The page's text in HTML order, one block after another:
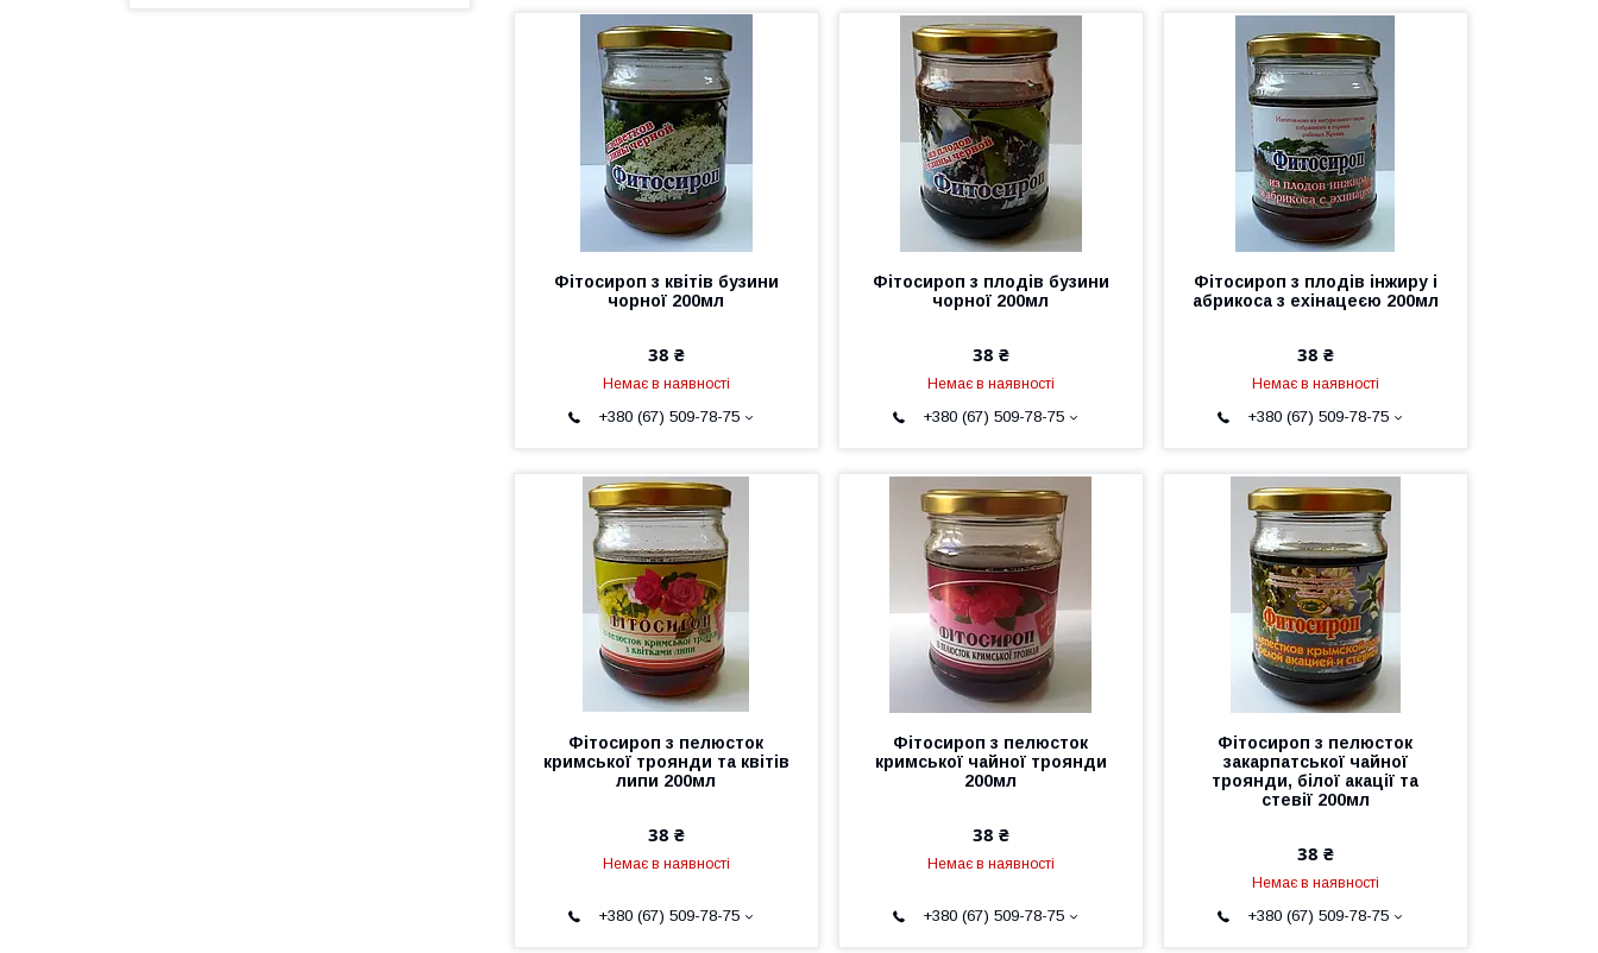
Фітосироп з квітів бузини
чорної 200мл
38 ₴
Немає в наявності
+380 (67) 509-78-75
Фітосироп з плодів бузини
чорної 200мл
38 ₴
Немає в наявності
+380 (67) 509-78-75
Фітосироп з плодів інжиру і
абрикоса з ехінацеєю 200мл
38 ₴
Немає в наявності
+380 (67) 509-78-75
Фітосироп з пелюсток
кримської троянди та квітів
липи 200мл
38 ₴
Немає в наявності
+380 (67) 509-78-75
Фітосироп з пелюсток
кримської чайної троянди
200мл
38 ₴
Немає в наявності
+380 (67) 509-78-75
Фітосироп з пелюсток
закарпатської чайної
троянди, білої акації та
стевії 200мл
38 ₴
Немає в наявності
+380 (67) 509-78-75